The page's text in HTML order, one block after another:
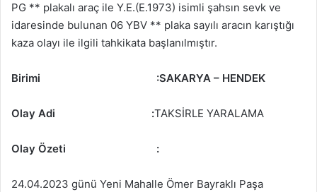
PG ** plakalı araç ile Y.E.(E.1973) isimli şahsın sevk ve
idaresinde bulunan 06 YBV ** plaka sayılı aracın karıştığı
kaza olayı ile ilgili tahkikata başlanılmıştır.
Birimi :SAKARYA – HENDEK
Olay Adi :TAKSİRLE YARALAMA
Olay Özeti :
24.04.2023 günü Yeni Mahalle Ömer Bayraklı Paşa